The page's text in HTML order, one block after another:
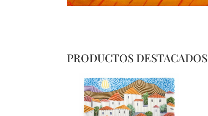
PRODUCTOS DESTACADOS